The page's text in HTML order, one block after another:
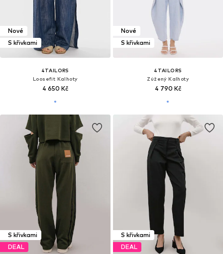
Nové
S křivkami
4TAILORS
Loosefit Kalhoty
4 650 Kč
Nové
S křivkami
4TAILORS
Zúžený Kalhoty
4 790 Kč
S křivkami
DEAL
S křivkami
DEAL